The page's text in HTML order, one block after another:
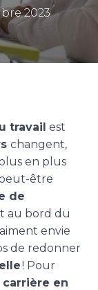
I
2023
travail est
changent,
en plus
être
de
au bord du
envie
de redonner
! Pour
en